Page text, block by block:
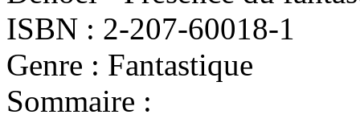
ISBN : 2-207-60018-1
Genre : Fantastique
Sommaire :